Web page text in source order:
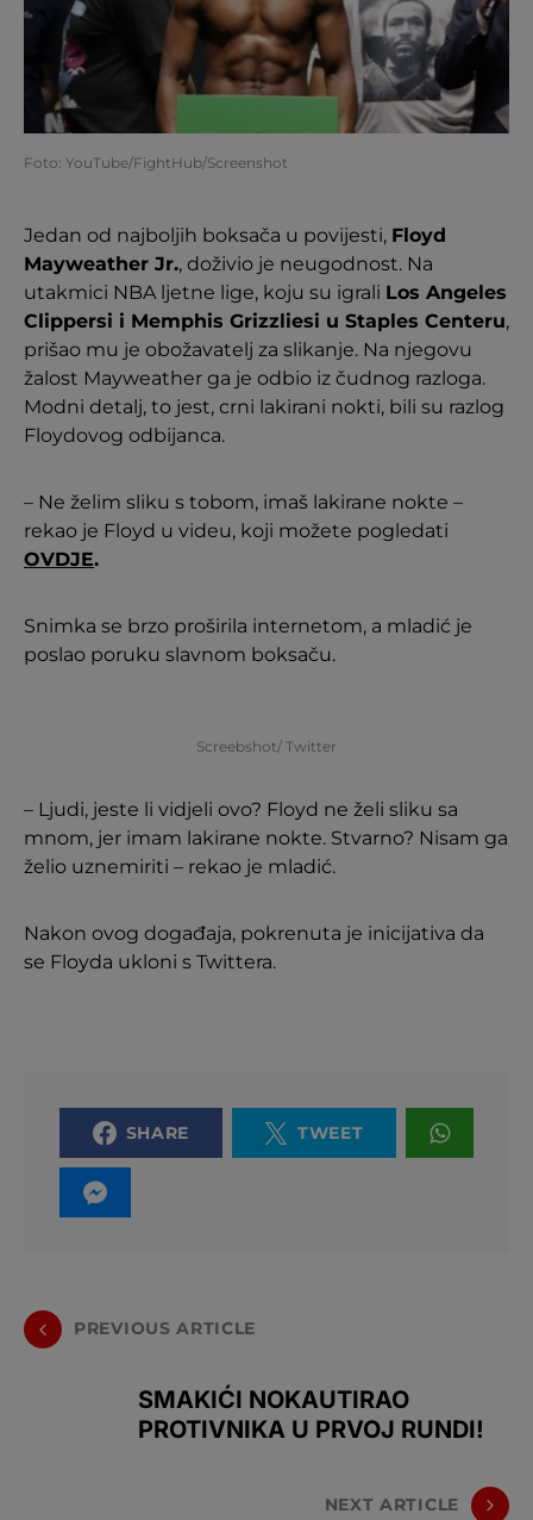
Foto: YouTube/FightHub/Screenshot
Jedan od najboljih boksača u povijesti, Floyd
Mayweather Jr., doživio je neugodnost. Na
utakmici NBA ljetne lige, koju su igrali Los Angeles
Clippersi i Memphis Grizzliesi u Staples Centeru,
prišao mu je obožavatelj za slikanje. Na njegovu
žalost Mayweather ga je odbio iz čudnog razloga.
Modni detalj, to jest, crni lakirani nokti, bili su razlog
Floydovog odbijanca.
– Ne želim sliku s tobom, imaš lakirane nokte –
rekao je Floyd u videu, koji možete pogledati
OVDJE.
Snimka se brzo proširila internetom, a mladić je
poslao poruku slavnom boksaču.
Screebshot/ Twitter
– Ljudi, jeste li vidjeli ovo? Floyd ne želi sliku sa
mnom, jer imam lakirane nokte. Stvarno? Nisam ga
želio uznemiriti – rekao je mladić.
Nakon ovog događaja, pokrenuta je inicijativa da
se Floyda ukloni s Twittera.
SHARE TWEET
PREVIOUS ARTICLE
SMAKIĆI NOKAUTIRAO
PROTIVNIKA U PRVOJ RUNDI!
NEXT ARTICLE